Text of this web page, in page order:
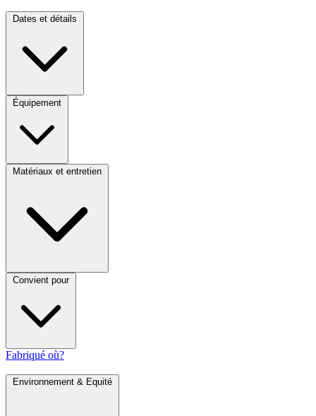
Dates et détails
Équipement
Matériaux et entretien
Convient pour
Fabriqué où?
Environnement & Equité